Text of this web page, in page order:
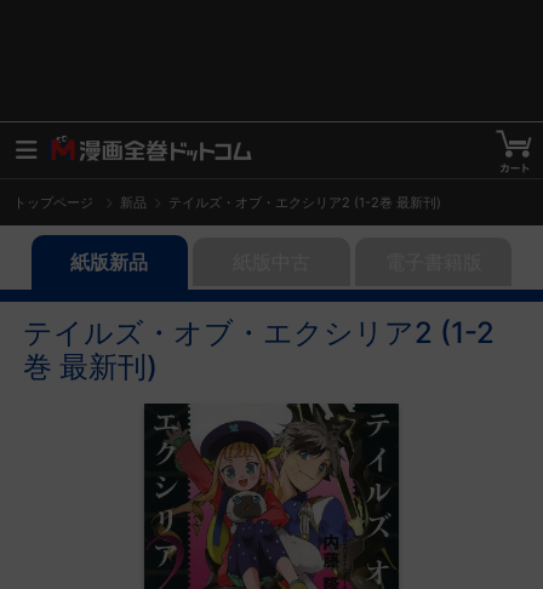
トップページ 新品 テイルズ・オブ・エクシリア2 (1-2巻 最新刊)
紙版新品
テイルズ・オブ・エクシリア2 (1-2
巻 最新刊)